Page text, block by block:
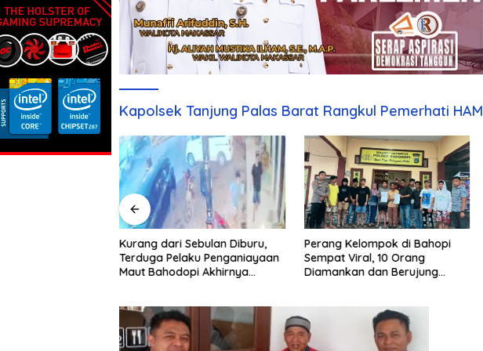
Kapolsek Tanjung Palas Barat Rangkul Pemerhati HAM
Kurang dari Sebulan Diburu,
Terduga Pelaku Penganiayaan
Maut Bahodopi Akhirnya
Perang Kelompok di Bahopi
Sempat Viral, 10 Orang
Diamankan dan Berujung